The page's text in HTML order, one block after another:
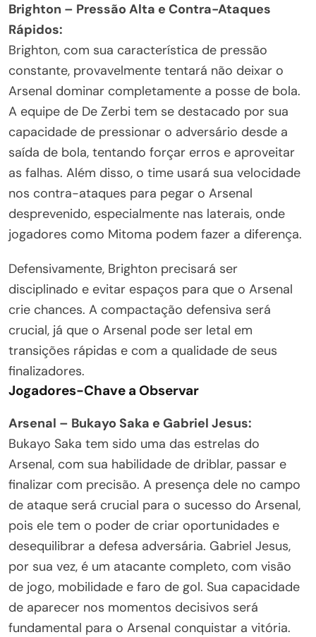
Brighton – Pressão Alta e Contra-Ataques
Rápidos:
Brighton, com sua característica de pressão
constante, provavelmente tentará não deixar o
Arsenal dominar completamente a posse de bola.
A equipe de De Zerbi tem se destacado por sua
capacidade de pressionar o adversário desde a
saída de bola, tentando forçar erros e aproveitar
as falhas. Além disso, o time usará sua velocidade
nos contra-ataques para pegar o Arsenal
desprevenido, especialmente nas laterais, onde
jogadores como Mitoma podem fazer a diferença.
Defensivamente, Brighton precisará ser
disciplinado e evitar espaços para que o Arsenal
crie chances. A compactação defensiva será
crucial, já que o Arsenal pode ser letal em
transições rápidas e com a qualidade de seus
finalizadores.
Jogadores-Chave a Observar
Arsenal – Bukayo Saka e Gabriel Jesus:
Bukayo Saka tem sido uma das estrelas do
Arsenal, com sua habilidade de driblar, passar e
finalizar com precisão. A presença dele no campo
de ataque será crucial para o sucesso do Arsenal,
pois ele tem o poder de criar oportunidades e
desequilibrar a defesa adversária. Gabriel Jesus,
por sua vez, é um atacante completo, com visão
de jogo, mobilidade e faro de gol. Sua capacidade
de aparecer nos momentos decisivos será
fundamental para o Arsenal conquistar a vitória.